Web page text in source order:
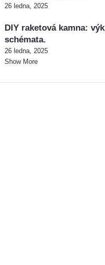
26 ledna, 2025
DIY raketová kamna:
schémata.
26 ledna, 2025
Show More